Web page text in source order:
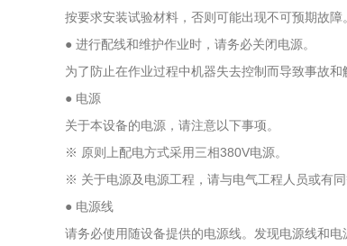
按要求安装试验材料，否则可能出现不可预期故障。
● 进行配线和维护作业时，请务必关闭电源。
为了防止在作业过程中机器失去控制而导致事故和
● 电源
关于本设备的电源，请注意以下事项。
※ 原则上配电方式采用三相380V电源。
※ 关于电源及电源工程，请与电气工程人员或有同
● 电源线
请务必使用随设备提供的电源线。发现电源线和